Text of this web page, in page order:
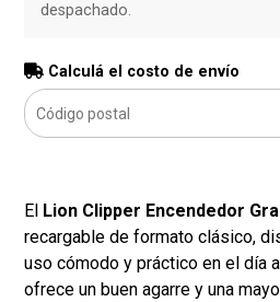
despachado.
Calculá el costo de envío
El Lion Clipper Encendedor
recargable de formato clásico,
uso cómodo y práctico en el día
ofrece un buen agarre y una